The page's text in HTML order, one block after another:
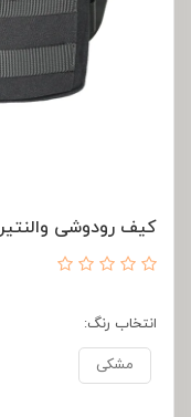
کیف رودوشی والنتیر VOLUNTEER مدل V1788-03
انتخاب رنگ:
مشکی